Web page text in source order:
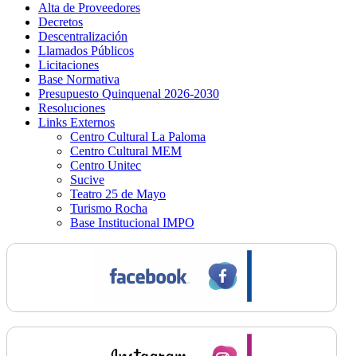
Alta de Proveedores
Decretos
Descentralización
Llamados Públicos
Licitaciones
Base Normativa
Presupuesto Quinquenal 2026-2030
Resoluciones
Links Externos
Centro Cultural La Paloma
Centro Cultural MEM
Centro Unitec
Sucive
Teatro 25 de Mayo
Turismo Rocha
Base Institucional IMPO